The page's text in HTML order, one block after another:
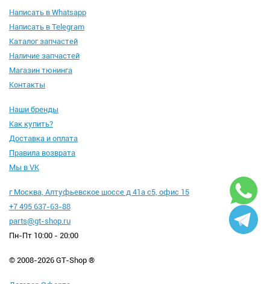
Написать в Whatsapp
Написать в Telegram
Каталог запчастей
Наличие запчастей
Магазин тюнинга
Контакты
Наши бренды
Как купить?
Доставка и оплата
Правила возврата
Мы в VK
г Москва, Алтуфьевское шоссе д 41а с5, офис 15
+7 495 637-63-88
parts@gt-shop.ru
Пн-Пт 10:00 - 20:00
© 2008-2026 GT-Shop ®